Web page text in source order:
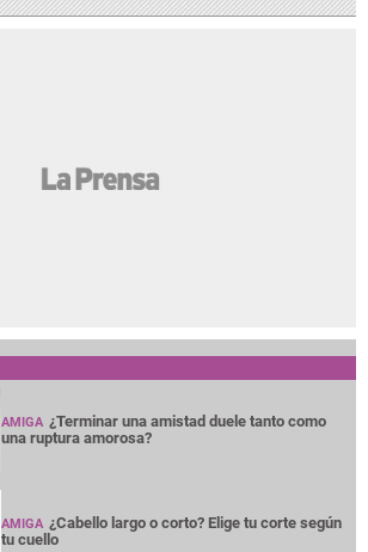
AMIGA ¿Terminar una amistad duele tanto como
una ruptura amorosa?
AMIGA ¿Cabello largo o corto? Elige tu corte según
tu cuello